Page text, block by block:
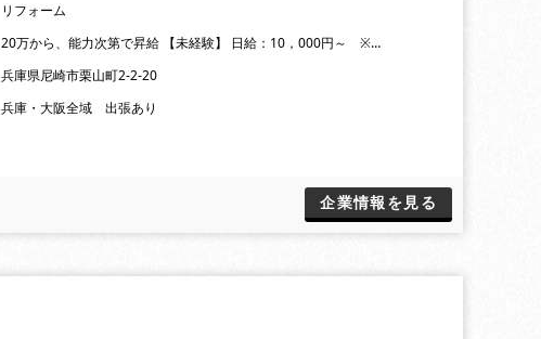
リフォーム
20万から、能力次第で昇給 【未経験】 日給：10，000円～ ※…
兵庫県尼崎市栗山町2-2-20
兵庫・大阪全域 出張あり
企業情報を見る